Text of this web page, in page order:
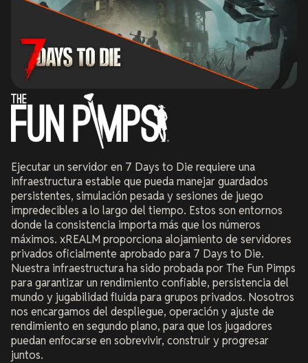
Ejecutar un servidor en 7 Days to Die requiere una
infraestructura estable que pueda manejar guardados
persistentes, simulación pesada y sesiones de juego
impredecibles a lo largo del tiempo. Estos son entornos
donde la consistencia importa más que los números
máximos. xREALM proporciona alojamiento de servidores
privados oficialmente aprobado para 7 Days to Die.
Nuestra infraestructura ha sido probada por The Fun Pimps
para garantizar un rendimiento confiable, persistencia del
mundo y jugabilidad fluida para grupos privados. Nosotros
nos encargamos del despliegue, operación y ajuste de
rendimiento en segundo plano, para que los jugadores
puedan enfocarse en sobrevivir, construir y progresar
juntos.